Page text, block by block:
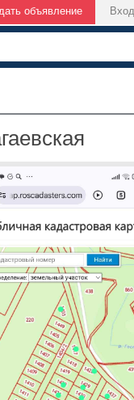
объявление Вход